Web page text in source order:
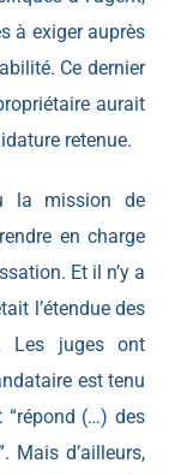
à exiger auprès
Ce dernier
aurait
retenue.
la mission de
en charge
Et il n’y a
l’étendue des
Les juges ont
est tenu
“répond (…) des
Mais d’ailleurs,